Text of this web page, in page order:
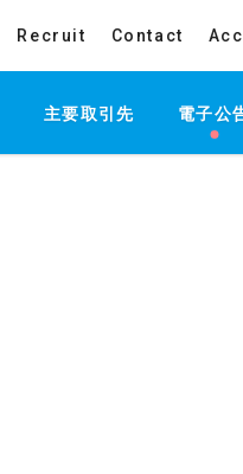
Recruit Contact
主要取引先 電子公